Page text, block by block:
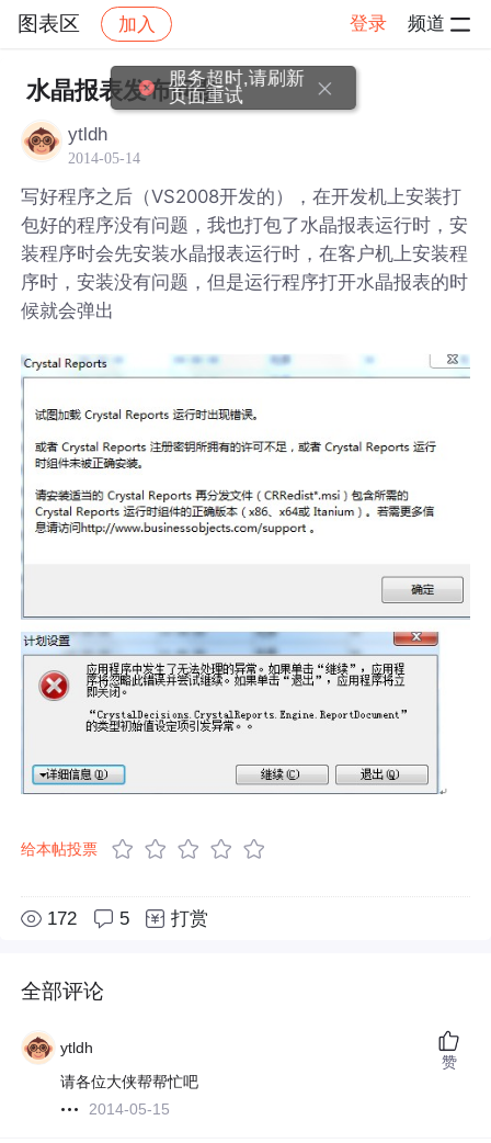
图表区 加入 登录 频道
社区 图表区 帖子详情
水晶报表发布问题
ytldh
2014-05-14
写好程序之后（VS2008开发的），在开发机上安装打
包好的程序没有问题，我也打包了水晶报表运行时，安
装程序时会先安装水晶报表运行时，在客户机上安装程
序时，安装没有问题，但是运行程序打开水晶报表的时
候就会弹出
给本帖投票
172 5 打赏
全部评论
ytldh
请各位大侠帮帮忙吧
2014-05-15
赞
服务超时,请刷新
页面重试